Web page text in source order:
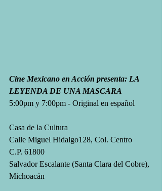
Cine Mexicano en Acción presenta: LA
LEYENDA DE UNA MASCARA
5:00pm y 7:00pm - Original en español
Casa de la Cultura
Calle Miguel Hidalgo128, Col. Centro
C.P. 61800
Salvador Escalante (Santa Clara del Cobre),
Michoacán